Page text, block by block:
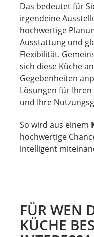
Das bedeutet für
irgendeine
hochwertige
Ausstattung und
Flexibilität.
sich diese Küche
Gegebenheiten
Lösungen für
und Ihre
So wird aus einem
hochwertige
intelligent
FÜR WEN
KÜCHE